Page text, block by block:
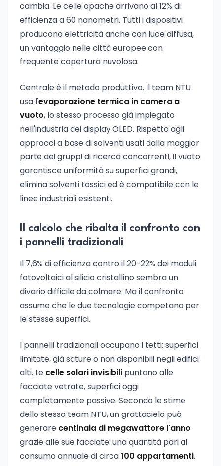
cambia. Le celle opache arrivano al 12% di
efficienza a 60 nanometri. Tutti i dispositivi
producono elettricità anche con luce diffusa,
un vantaggio nelle città europee con
frequente copertura nuvolosa.
Centrale è il metodo produttivo. Il team NTU
usa l'evaporazione termica in camera a
vuoto, lo stesso processo già impiegato
nell'industria dei display OLED. Rispetto agli
approcci a base di solventi usati dalla maggior
parte dei gruppi di ricerca concorrenti, il vuoto
garantisce uniformità su superfici grandi,
elimina solventi tossici ed è compatibile con le
linee industriali esistenti.
Il calcolo che ribalta il confronto con
i pannelli tradizionali
Il 7,6% di efficienza contro il 20-22% dei moduli
fotovoltaici al silicio cristallino sembra un
divario difficile da colmare. Ma il confronto
assume che le due tecnologie competano per
le stesse superfici.
I pannelli tradizionali occupano i tetti: superfici
limitate, già sature o non disponibili negli edifici
alti. Le celle solari invisibili puntano alle
facciate vetrate, superfici oggi
completamente passive. Secondo le stime
dello stesso team NTU, un grattacielo può
generare centinaia di megawattore l'anno
grazie alle sue facciate: una quantità pari al
consumo annuale di circa100 appartamenti.